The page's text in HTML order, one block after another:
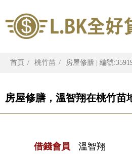
首頁 桃竹苗 房屋修膳 | 編號
房屋修膳，溫智翔在桃竹苗
借錢會員 溫智翔